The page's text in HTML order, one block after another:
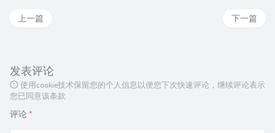
下一篇
上一篇
发表评论
使用cookie技术保留您的个人信息以便您下次快速评论，继续评论表示
您已同意该条款
评论 *